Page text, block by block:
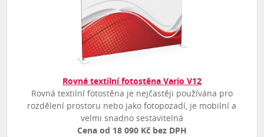
Rovná textilní fotostěna Vario V12
Rovná textilní fotostěna je nejčastěji používána pro
rozdělení prostoru nebo jako fotopozadí, je mobilní a
velmi snadno sestavitelná
Cena od 18 090 Kč bez DPH